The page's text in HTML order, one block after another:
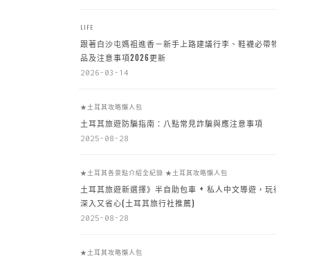
LIFE
跟著白沙屯媽祖進香－新手上路建議行李、鞋襪必帶物
品及注意事項2026更新
2026-03-14
★土耳其攻略懶人包
土耳其旅遊防騙指南：八點常見詐騙與應注意事項
2025-08-28
★土耳其各景點介紹全紀錄 ★土耳其攻略懶人包
土耳其旅遊新選擇》半自助包車 + 私人中文導遊，玩得
深入又省心(土耳其旅行社推薦)
2025-08-28
★土耳其攻略懶人包